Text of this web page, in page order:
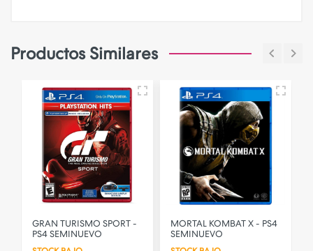
Productos Similares
GRAN TURISMO SPORT -
PS4 SEMINUEVO
MORTAL KOMBAT X - PS4
SEMINUEVO